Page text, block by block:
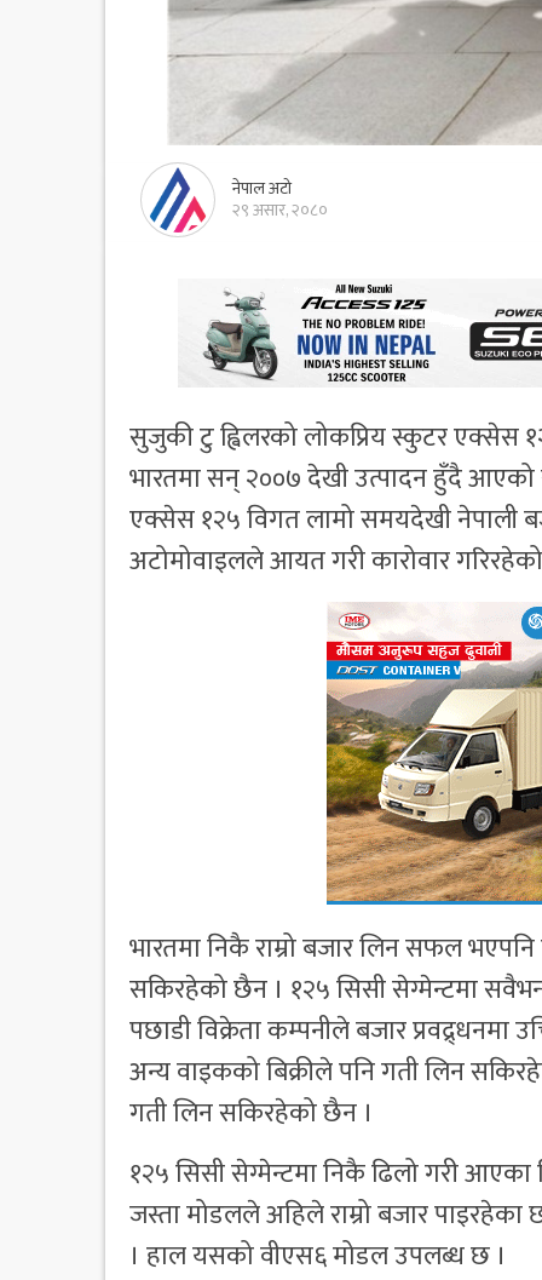
नेपाल अटो
२९ असार, २०८०
सुजुकी टु ह्विलरको लोकप्रिय स्कुटर एक्सेस
भारतमा सन् २००७ देखी उत्पादन हुँदै आएको
एक्सेस १२५ विगत लामो समयदेखी नेपाली
अटोमोवाइलले आयत गरी कारोवार
भारतमा निकै राम्रो बजार लिन सफल
सकिरहेको छैन । १२५ सिसी सेग्मेन्टमा
पछाडी विक्रेता कम्पनीले बजार
अन्य वाइकको बिक्रीले पनि गती लिन
गती लिन सकिरहेको छैन ।
१२५ सिसी सेग्मेन्टमा निकै ढिलो गरी आएका
जस्ता मोडलले अहिले राम्रो बजार
। हाल यसको वीएस६ मोडल उपलब्ध छ ।